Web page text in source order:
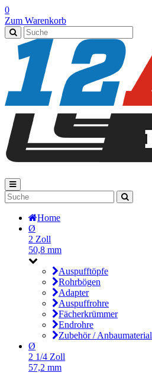
0
Zum Warenkorb
Home
Ø
2 Zoll
50,8 mm
Auspufftöpfe
Rohrbögen
Adapter
Auspuffrohre
Fächerkrümmer
Endrohre
Zubehör / Anbaumaterial
Ø
2 1/4 Zoll
57,2 mm